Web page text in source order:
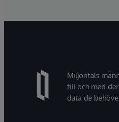
Miljontals
till och med
data de